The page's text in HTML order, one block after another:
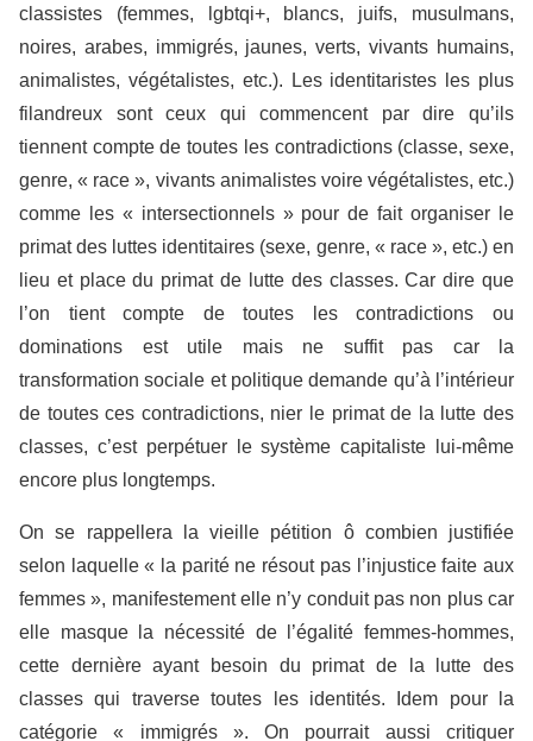
classistes (femmes, lgbtqi+, blancs, juifs, musulmans,
noires, arabes, immigrés, jaunes, verts, vivants humains,
animalistes, végétalistes, etc.). Les identitaristes les plus
filandreux sont ceux qui commencent par dire qu’ils
tiennent compte de toutes les contradictions (classe, sexe,
genre, « race », vivants animalistes voire végétalistes, etc.)
comme les « intersectionnels » pour de fait organiser le
primat des luttes identitaires (sexe, genre, « race », etc.) en
lieu et place du primat de lutte des classes. Car dire que
l’on tient compte de toutes les contradictions ou
dominations est utile mais ne suffit pas car la
transformation sociale et politique demande qu’à l’intérieur
de toutes ces contradictions, nier le primat de la lutte des
classes, c’est perpétuer le système capitaliste lui-même
encore plus longtemps.
On se rappellera la vieille pétition ô combien justifiée
selon laquelle « la parité ne résout pas l’injustice faite aux
femmes », manifestement elle n’y conduit pas non plus car
elle masque la nécessité de l’égalité femmes-hommes,
cette dernière ayant besoin du primat de la lutte des
classes qui traverse toutes les identités. Idem pour la
catégorie « immigrés ». On pourrait aussi critiquer